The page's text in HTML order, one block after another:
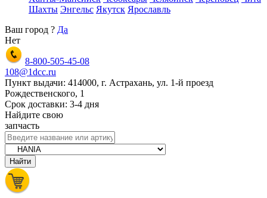
Шахты Энгельс Якутск Ярославль
Ваш город ? Да
Нет
8-800-505-45-08
108@1dcc.ru
Пункт выдачи: 414000, г. Астрахань, ул. 1-й проезд
Рождественского, 1
Срок доставки: 3-4 дня
Найдите свою
запчасть